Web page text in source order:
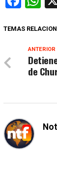
TEMAS
ANTERIOR
de